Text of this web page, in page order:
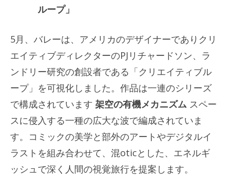
ループ」
5月、バレーは、アメリカのデザイナーでありクリ
エイティブディレクターのPJリチャードソン、ラ
ンドリー研究の創設者である「クリエイティブル
ープ」を可視化しました。作品は一連のシリーズ
で構成されています 架空の有機メカニズム スペー
スに侵入する一種の広大な波で編成されていま
す。コミックの美学と部外のアートやデジタルイ
ラストを組み合わせて、混oticとした、エネルギ
ッシュで深く人間の視覚旅行を提案します。